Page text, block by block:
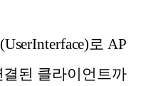
로 AP
된 클라이언트까